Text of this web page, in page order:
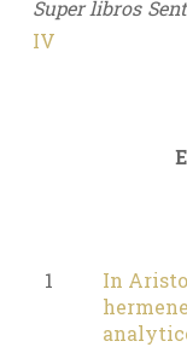
Super libros
IV
1
In